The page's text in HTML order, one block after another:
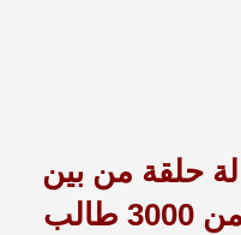
حلقة من بين
141 حلقة تضم أكثر من 3000 طالب